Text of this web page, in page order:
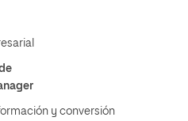
y conversión